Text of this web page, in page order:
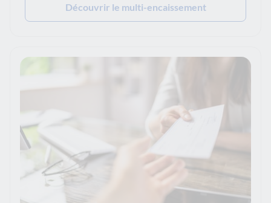
Découvrir le multi-encaissement